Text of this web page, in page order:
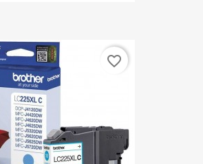
favorite_border